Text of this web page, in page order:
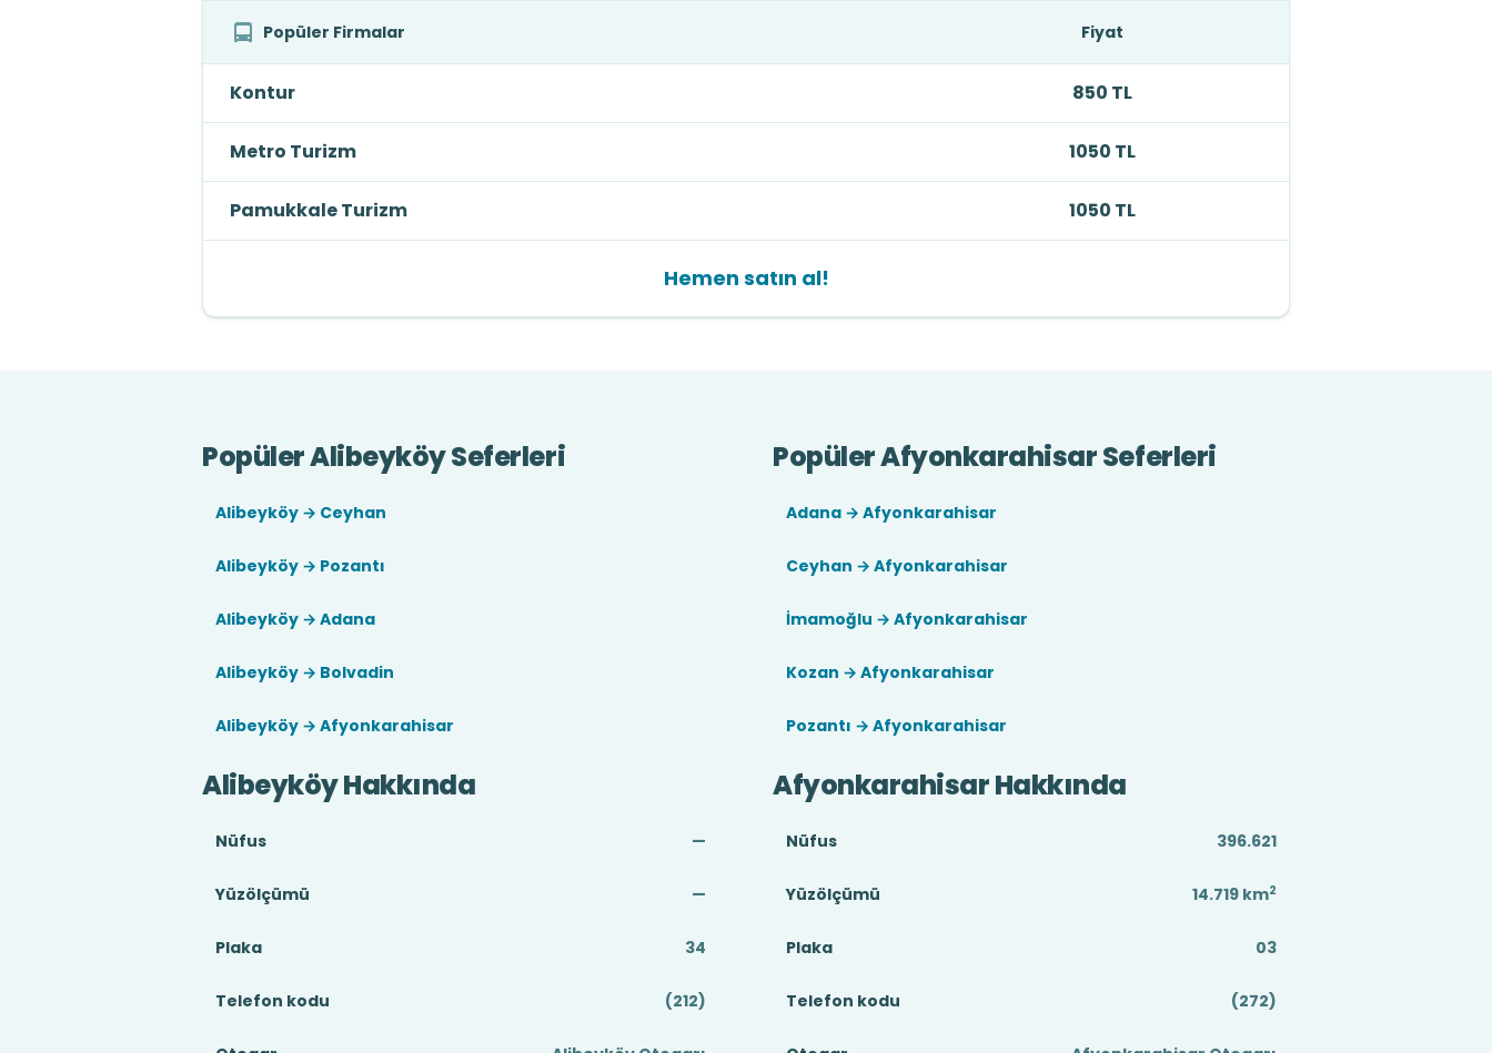
Popüler Firmalar Fiyat
Kontur 850 TL
Metro Turizm 1050 TL
Pamukkale Turizm 1050 TL
Hemen satın al!
Popüler Alibeyköy Seferleri
Alibeyköy → Ceyhan
Alibeyköy → Pozantı
Alibeyköy → Adana
Alibeyköy → Bolvadin
Alibeyköy → Afyonkarahisar
Popüler Afyonkarahisar Seferleri
Adana → Afyonkarahisar
Ceyhan → Afyonkarahisar
İmamoğlu → Afyonkarahisar
Kozan → Afyonkarahisar
Pozantı → Afyonkarahisar
Alibeyköy Hakkında
Nüfus —
Yüzölçümü —
Plaka 34
Telefon kodu (212)
Afyonkarahisar Hakkında
Nüfus 396.621
Yüzölçümü 14.719 km2
Plaka 03
Telefon kodu (272)